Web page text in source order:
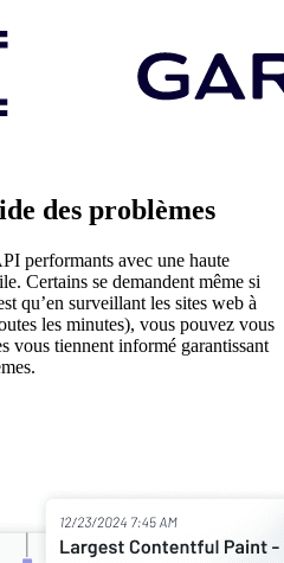
des problèmes
performants avec une haute
Certains se demandent même si
qu’en surveillant les sites web à
les minutes), vous pouvez vous
vous tiennent informé garantissant